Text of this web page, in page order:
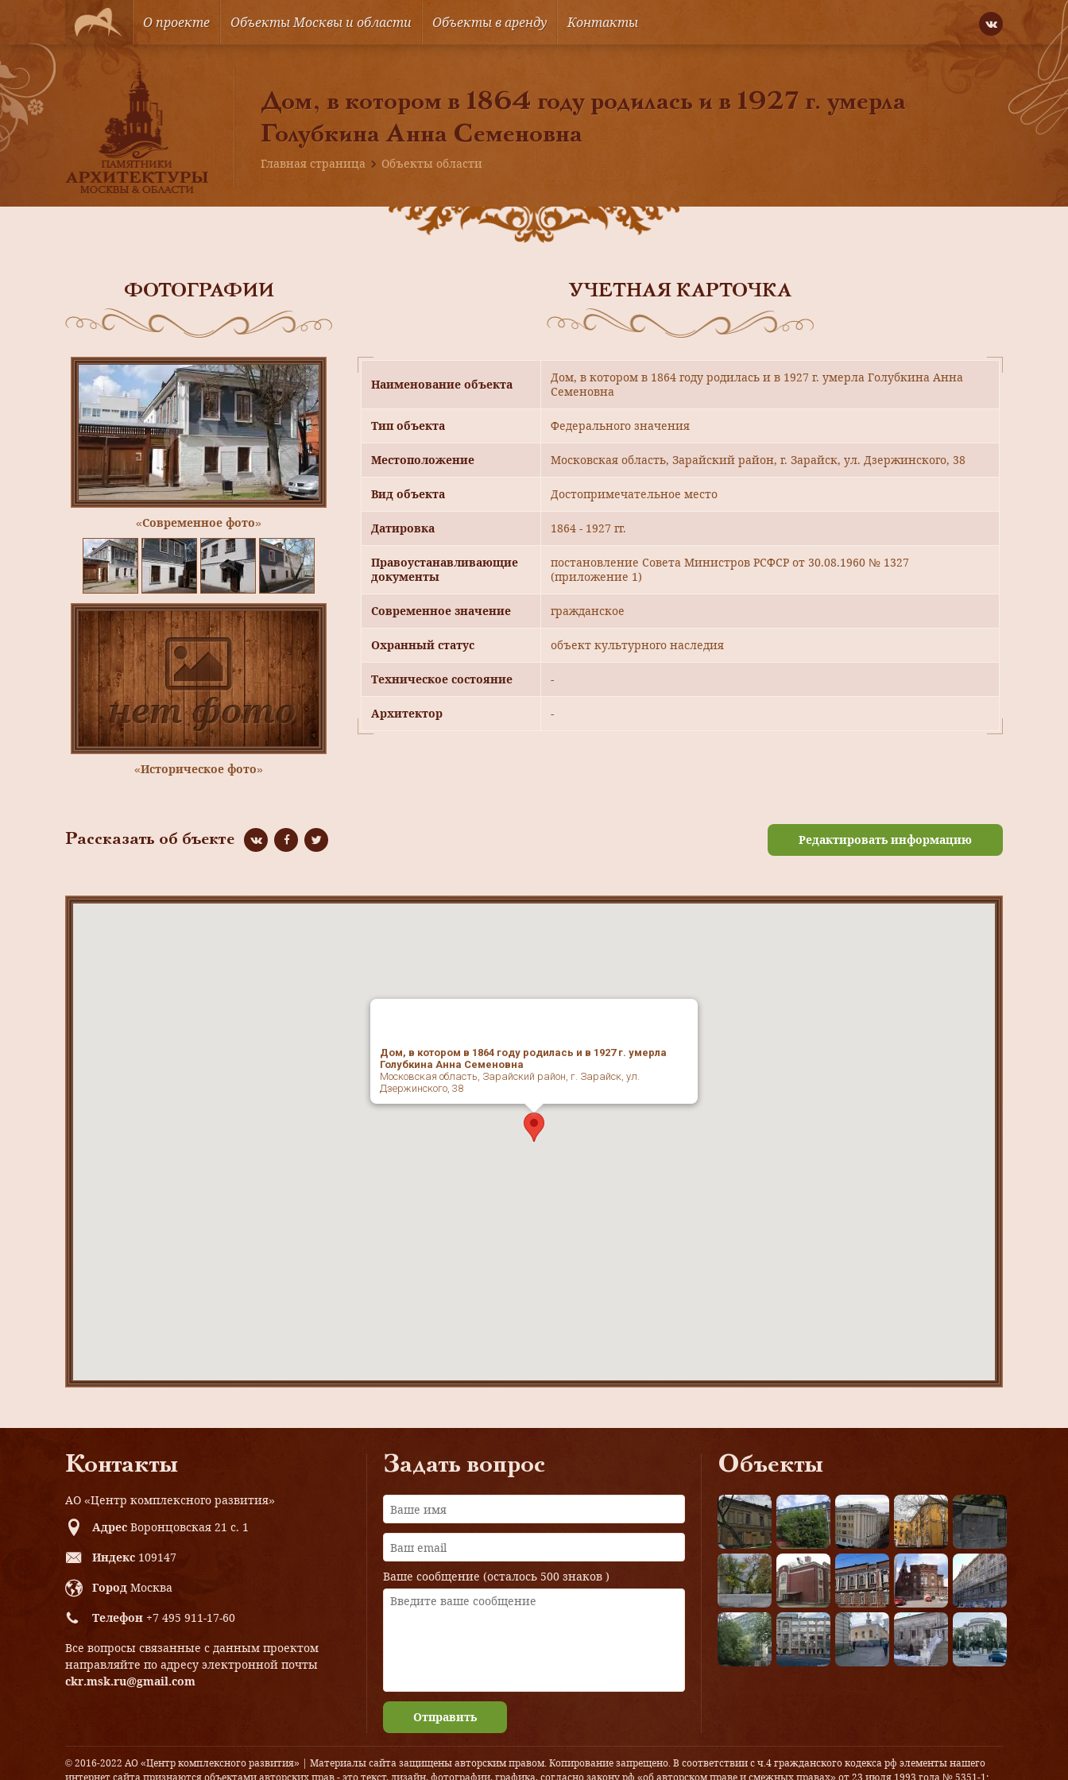
О проекте Объекты Москвы и области Объекты в аренду Контакты
Дом, в котором в 1864 году родилась и в 1927 г. умерла
Голубкина Анна Семеновна
Главная страница Объекты области
ФОТОГРАФИИ
«Современное фото»
«Историческое фото»
УЧЕТНАЯ КАРТОЧКА
Наименование объекта
Дом, в котором в 1864 году родилась и в 1927 г. умерла Голубкина Анна
Семеновна
Тип объекта Федерального значения
Местоположение Московская область, Зарайский район, г. Зарайск, ул. Дзержинского, 38
Вид объекта Достопримечательное место
Датировка 1864 - 1927 гг.
Правоустанавливающие
документы
постановление Совета Министров РСФСР от 30.08.1960 № 1327
(приложение 1)
Современное значение гражданское
Охранный статус объект культурного наследия
Техническое состояние -
Архитектор -
Рассказать об бъекте Редактировать информацию
Дом, в котором в 1864 году родилась и в 1927 г. умерла
Голубкина Анна Семеновна
Московская область, Зарайский район, г. Зарайск, ул.
Дзержинского, 38
Контакты
АО «Центр комплексного развития»
Адрес Воронцовская 21 с. 1
Индекс 109147
Город Москва
Телефон +7 495 911-17-60
Все вопросы связанные с данным проектом
направляйте по адресу электронной почты
ckr.msk.ru@gmail.com
Задать вопрос
Ваше сообщение (осталось 500 знаков )
Отправить
Объекты
© 2016-2022 АО «Центр комплексного развития» | Материалы сайта защищены авторским правом. Копирование запрещено. В соответствии с ч.4 гражданского кодекса рф элементы нашего